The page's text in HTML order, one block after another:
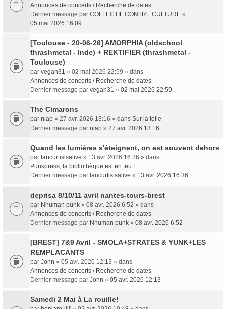
Annonces de concerts / Recherche de dates
Dernier message par COLLECTIF CONTRE CULTURE »
05 mai 2026 16:09
[Toulouse - 20-06-26] AMORPHIA (oldschool
thrashmetal - Inde) + REKTIFIER (thrashmetal -
Toulouse)
par vegan31 » 02 mai 2026 22:59 » dans
Annonces de concerts / Recherche de dates
Dernier message par vegan31 » 02 mai 2026 22:59
The Cimarons
par niap » 27 avr. 2026 13:16 » dans Sur la toile
Dernier message par niap » 27 avr. 2026 13:16
Quand les lumières s'éteignent, on est souvent dehors
par Iancurtisisalive » 13 avr. 2026 16:36 » dans
Punkpress, la bibliothèque est en feu !
Dernier message par Iancurtisisalive » 13 avr. 2026 16:36
deprisa 8/10/11 avril nantes-tours-brest
par Nhuman punk » 08 avr. 2026 6:52 » dans
Annonces de concerts / Recherche de dates
Dernier message par Nhuman punk » 08 avr. 2026 6:52
[BREST] 7&9 Avril - SMOLA+STRATES & YUNK+LES
REMPLACANTS
par Jonn » 05 avr. 2026 12:13 » dans
Annonces de concerts / Recherche de dates
Dernier message par Jonn » 05 avr. 2026 12:13
Samedi 2 Mai à La rouille!